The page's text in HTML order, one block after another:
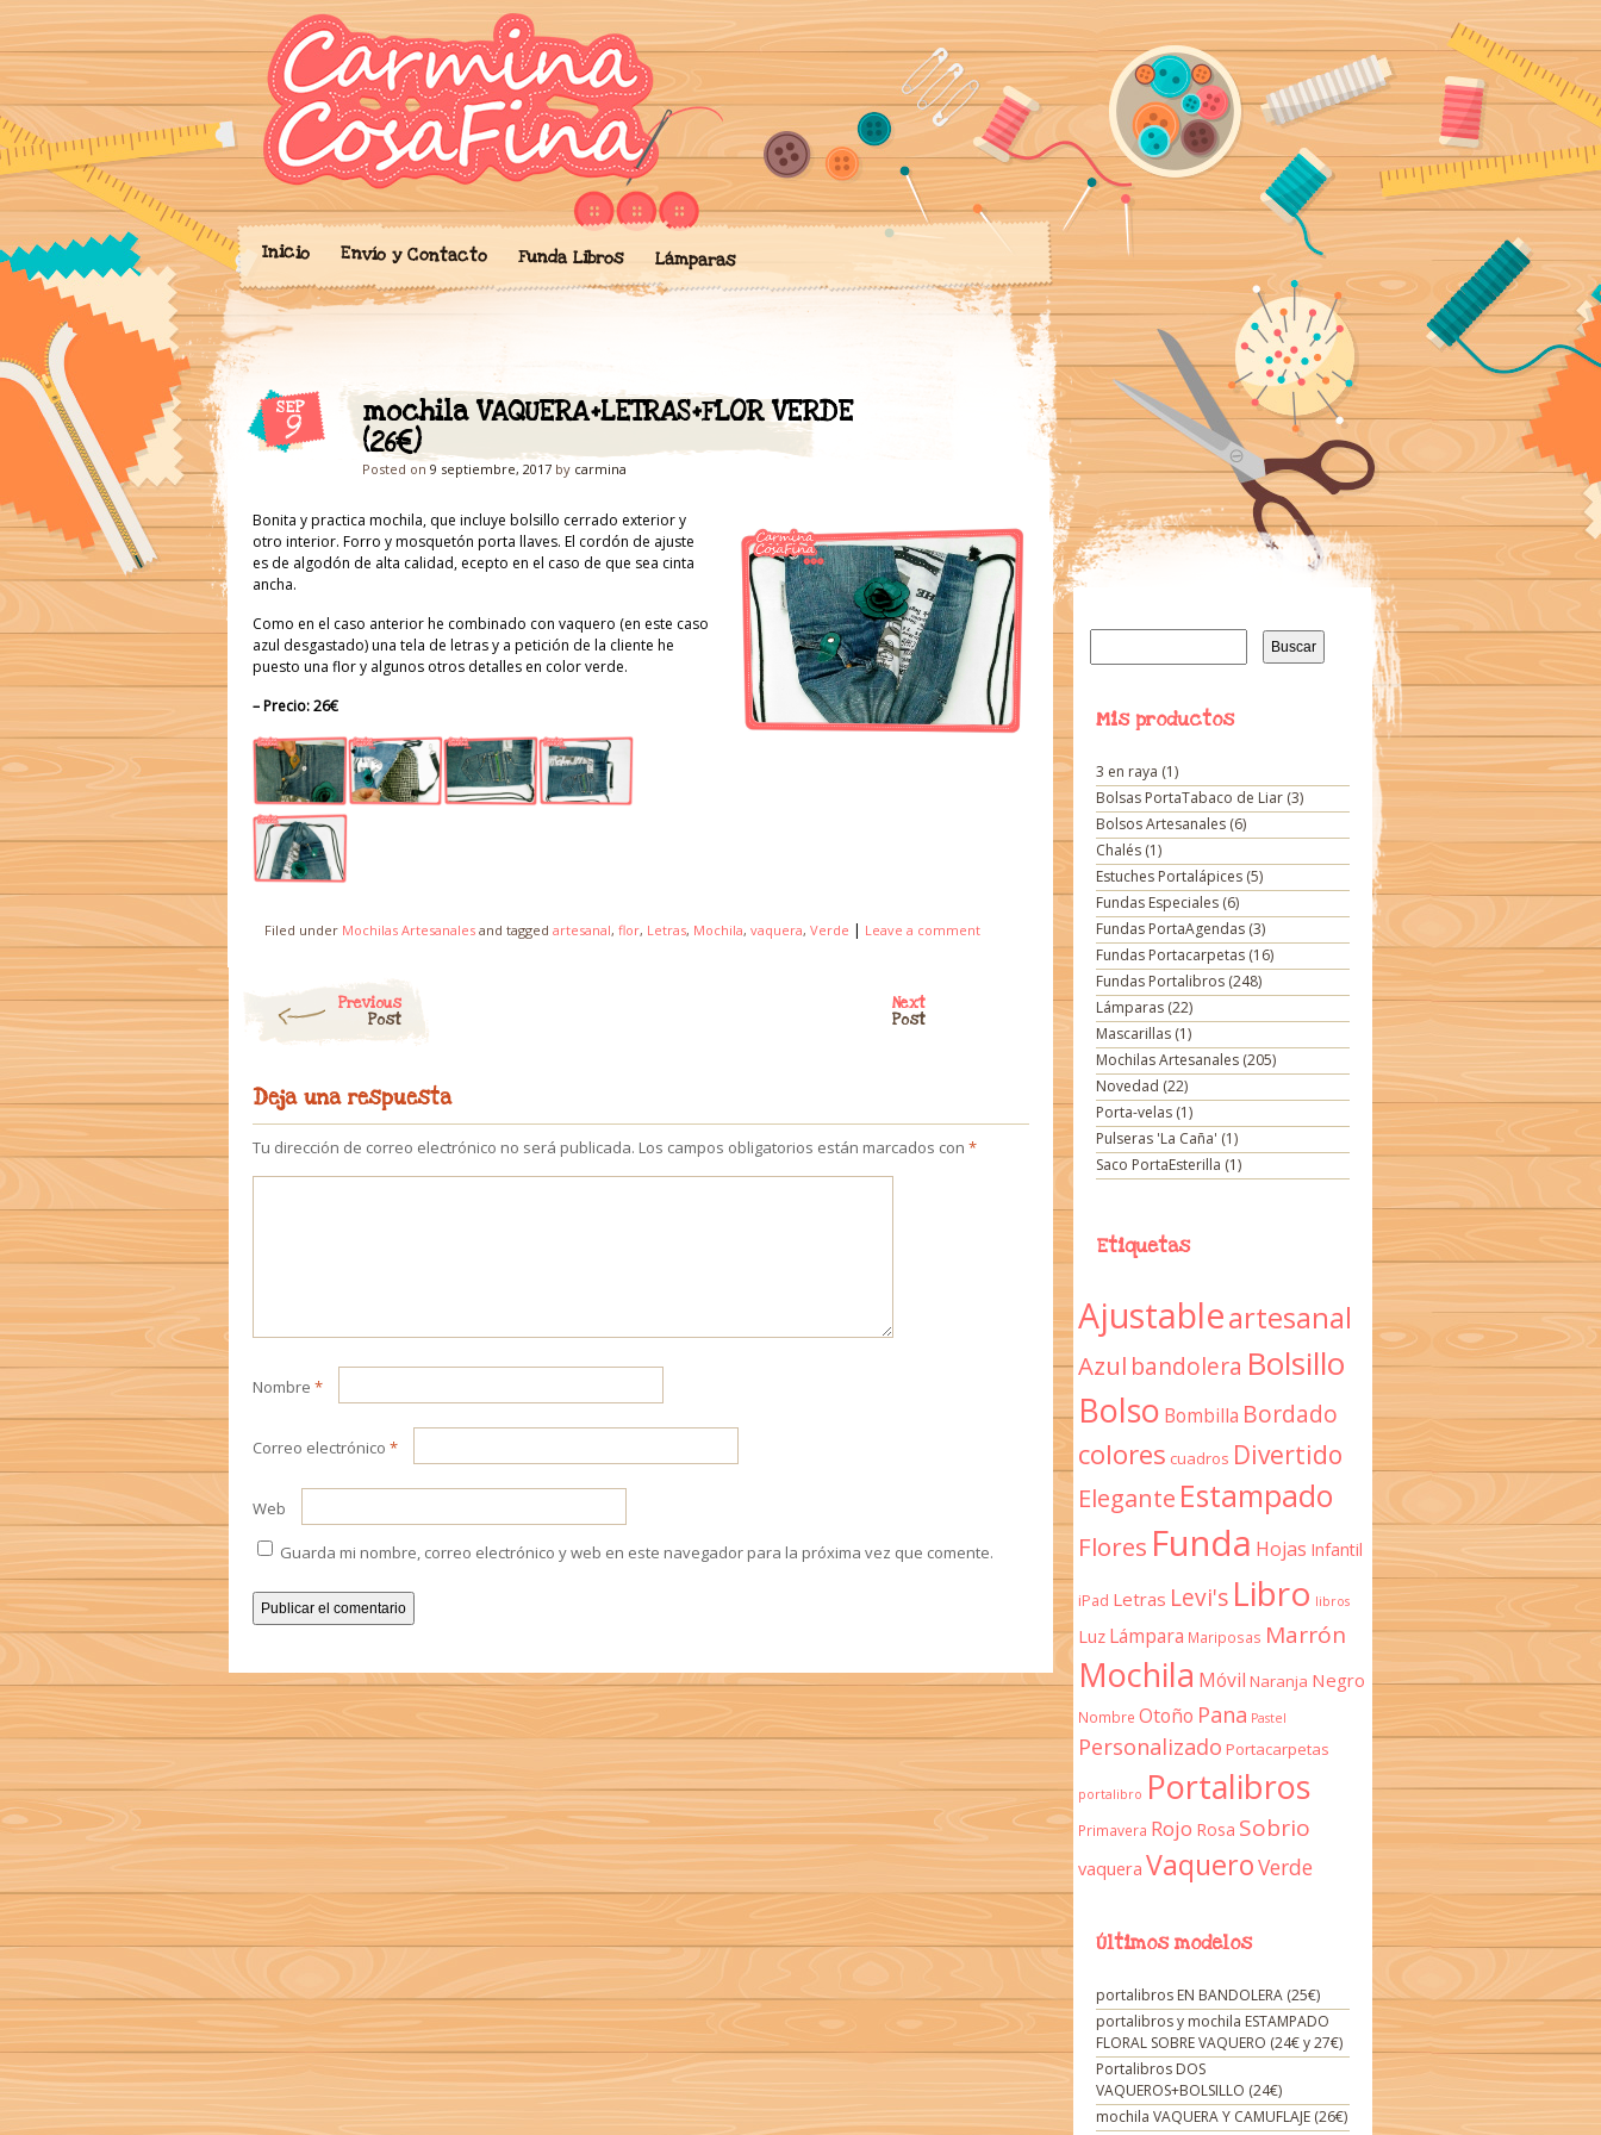
'Cosicas' de Artesanía
Blog donde expongo mis creaciones de artesanía, fundas
portalibros, mochilas, lámparas… todo hecho a mano y con mucho
cariño.
Inicio Envío y Contacto Funda Libros Lámparas
SEP
9
mochila VAQUERA+LETRAS+FLOR VERDE
(26€)
Posted on 9 septiembre, 2017 by carmina
Bonita y practica mochila, que incluye bolsillo cerrado exterior y
otro interior. Forro y mosquetón porta llaves. El cordón de ajuste
es de algodón de alta calidad, ecepto en el caso de que sea cinta
ancha.
Como en el caso anterior he combinado con vaquero (en este caso
azul desgastado) una tela de letras y a petición de la cliente he
puesto una flor y algunos otros detalles en color verde.
– Precio: 26€
Filed under Mochilas Artesanales and tagged artesanal, flor, Letras, Mochila, vaquera, Verde | Leave a comment
Previous
Post
Next
Post
Deja una respuesta
Tu dirección de correo electrónico no será publicada. Los campos obligatorios están marcados con *
Nombre *
Correo electrónico *
Web
Guarda mi nombre, correo electrónico y web en este navegador para la próxima vez que comente.
Buscar:
Mis productos
3 en raya (1)
Bolsas PortaTabaco de Liar(3)
Bolsos Artesanales(6)
Chalés(1)
Estuches Portalápices(5)
Fundas Especiales(6)
Fundas PortaAgendas(3)
Fundas Portacarpetas(16)
Fundas Portalibros(248)
Lámparas(22)
Mascarillas(1)
Mochilas Artesanales(205)
Novedad (22)
Porta-velas(1)
Pulseras 'La Caña' (1)
Saco PortaEsterilla (1)
Etiquetas
Ajustableartesanal
Azul bandolera Bolsillo
Bolso Bombilla Bordado
colores cuadros Divertido
Elegante Estampado
Flores Funda Hojas Infantil
iPad Letras Levi's Libro libros
Luz Lámpara Mariposas Marrón
Mochila Móvil Naranja Negro
Nombre Otoño Pana Pastel
Personalizado Portacarpetas
portalibro Portalibros
Primavera Rojo Rosa Sobrio
vaquera VaqueroVerde
Últimos modelos
portalibros EN BANDOLERA (25€)
portalibros y mochila ESTAMPADO
FLORAL SOBRE VAQUERO (24€ y 27€)
Portalibros DOS
VAQUEROS+BOLSILLO (24€)
mochila VAQUERA Y CAMUFLAJE (26€)